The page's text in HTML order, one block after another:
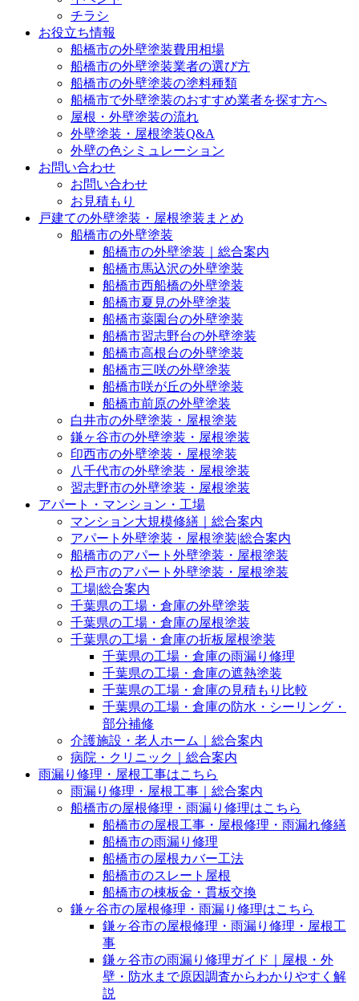
チラシ
お役立ち情報
船橋市の外壁塗装費用相場
船橋市の外壁塗装業者の選び方
船橋市の外壁塗装の塗料種類
船橋市で外壁塗装のおすすめ業者を探す方へ
屋根・外壁塗装の流れ
外壁塗装・屋根塗装Q&A
外壁の色シミュレーション
お問い合わせ
お問い合わせ
お見積もり
戸建ての外壁塗装・屋根塗装まとめ
船橋市の外壁塗装
船橋市の外壁塗装｜総合案内
船橋市馬込沢の外壁塗装
船橋市西船橋の外壁塗装
船橋市夏見の外壁塗装
船橋市薬園台の外壁塗装
船橋市習志野台の外壁塗装
船橋市高根台の外壁塗装
船橋市三咲の外壁塗装
船橋市咲が丘の外壁塗装
船橋市前原の外壁塗装
白井市の外壁塗装・屋根塗装
鎌ヶ谷市の外壁塗装・屋根塗装
印西市の外壁塗装・屋根塗装
八千代市の外壁塗装・屋根塗装
習志野市の外壁塗装・屋根塗装
アパート・マンション・工場
マンション大規模修繕｜総合案内
アパート外壁塗装・屋根塗装|総合案内
船橋市のアパート外壁塗装・屋根塗装
松戸市のアパート外壁塗装・屋根塗装
工場|総合案内
千葉県の工場・倉庫の外壁塗装
千葉県の工場・倉庫の屋根塗装
千葉県の工場・倉庫の折板屋根塗装
千葉県の工場・倉庫の雨漏り修理
千葉県の工場・倉庫の遮熱塗装
千葉県の工場・倉庫の見積もり比較
千葉県の工場・倉庫の防水・シーリング・
部分補修
介護施設・老人ホーム｜総合案内
病院・クリニック｜総合案内
雨漏り修理・屋根工事はこちら
雨漏り修理・屋根工事｜総合案内
船橋市の屋根修理・雨漏り修理はこちら
船橋市の屋根工事・屋根修理・雨漏れ修繕
船橋市の雨漏り修理
船橋市の屋根カバー工法
船橋市のスレート屋根
船橋市の棟板金・貫板交換
鎌ヶ谷市の屋根修理・雨漏り修理はこちら
鎌ヶ谷市の屋根修理・雨漏り修理・屋根工
事
鎌ヶ谷市の雨漏り修理ガイド｜屋根・外
壁・防水まで原因調査からわかりやすく解
説